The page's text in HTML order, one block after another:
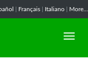
Français Italiano More...